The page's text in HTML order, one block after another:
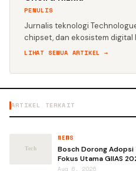
PENULIS
Jurnalis teknologi
chipset, dan ekosistem digital
LIHAT SEMUA ARTIKEL →
ARTIKEL TERKAIT
NEWS
Bosch Dorong
Fokus Utama GIIAS
Aug 6, 2026